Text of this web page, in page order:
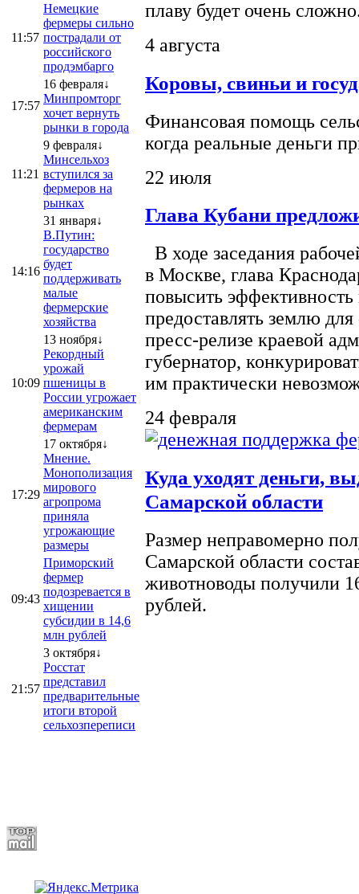
11:57
Немецкие
фермеры сильно
пострадали от
российского
продэмбарго
17:57
16 февраля↓
Минпромторг
хочет вернуть
рынки в города
11:21
9 февраля↓
Минсельхоз
вступился за
фермеров на
рынках
14:16
31 января↓
В.Путин:
государство
будет
поддерживать
малые
фермерские
хозяйства
10:09
13 ноября↓
Рекордный
урожай
пшеницы в
России угрожает
американским
фермерам
17:29
17 октября↓
Мнение.
Монополизация
мирового
агропрома
приняла
угрожающие
размеры
09:43
Приморский
фермер
подозревается в
хищении
субсидии в 14,6
млн рублей
21:57
3 октября↓
Росстат
представил
предварительные
итоги второй
сельхозпереписи
плаву будет очень
4 августа
Коровы, свиньи и
Финансовая помощь
когда реальные деньги
22 июля
Глава Кубани
В ходе заседания
в Москве, глава
повысить эффективность
предоставлять землю
пресс-релизе краевой
губернатор,
им практически
24 февраля
Куда уходят деньги,
Самарской области
Размер неправомерно
Самарской области
животноводы получили
рублей.